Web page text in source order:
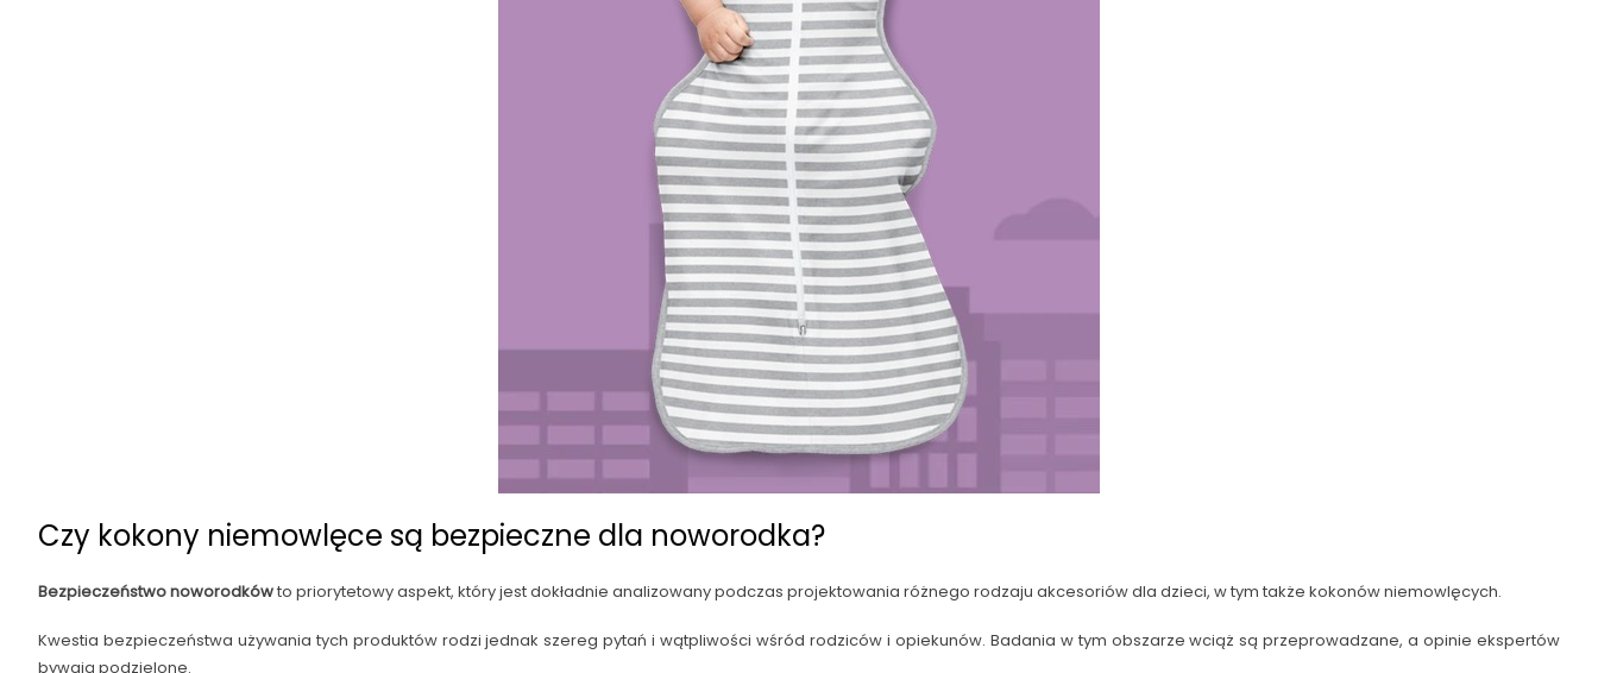
Czy kokony niemowlęce są bezpieczne dla noworodka?
Bezpieczeństwo noworodkówto priorytetowy aspekt, który jest dokładnie analizowany podczas projektowania różnego rodzaju akcesoriów dla dzieci, w tym także kokonów niemowlęcych.
Kwestia bezpieczeństwa używania tych produktów rodzi jednak szereg pytań i wątpliwości wśród rodziców i opiekunów. Badania w tym obszarze wciąż są przeprowadzane, a opinie ekspertów
bywają podzielone.